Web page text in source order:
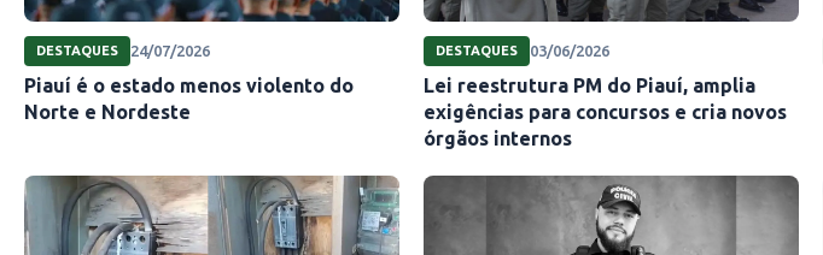
DESTAQUES 24/07/2026
Piauí é o estado menos violento do
Norte e Nordeste
DESTAQUES 03/06/2026
Lei reestrutura PM do Piauí, amplia
exigências para concursos e cria novos
órgãos internos